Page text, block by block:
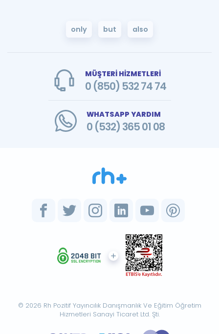
only but also
MÜŞTERİ HİZMETLERİ
0 (850) 532 74 74
WHATSAPP YARDIM
0 (532) 365 01 08
© 2026 Rh Pozitif Yayıncılık Danışmanlık Ve Eğitim Öğretim
Hizmetleri Sanayi Ticaret Ltd. Şti.